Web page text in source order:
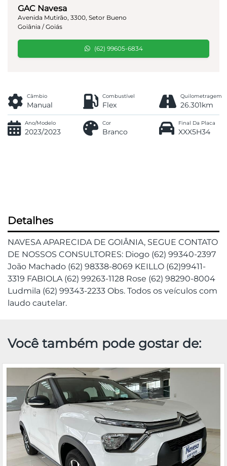
GAC Navesa
Avenida Mutirão, 3300, Setor Bueno
Goiânia / Goiás
(62) 99605-6834
Câmbio
Manual
Combustível
Flex
Quilometragem
26.301km
Ano/Modelo
2023/2023
Cor
Branco
Final Da Placa
XXX5H34
Detalhes
NAVESA APARECIDA DE GOIÂNIA, SEGUE CONTATO
DE NOSSOS CONSULTORES: Diogo (62) 99340-2397
João Machado (62) 98338-8069 KEILLO (62)99411-
3319 FABIOLA (62) 99263-1128 Rose (62) 98290-8004
Ludmila (62) 99343-2233 Obs. Todos os veículos com
laudo cautelar.
Você também pode gostar de: